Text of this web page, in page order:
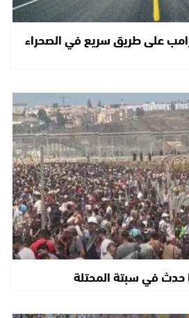
على طريق سريع في الصحراء
في سبتة المحتلة